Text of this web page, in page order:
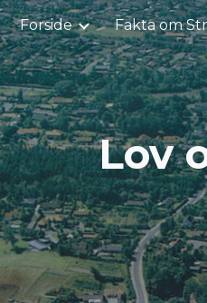
Skip to
Forside Fakta om
Lov